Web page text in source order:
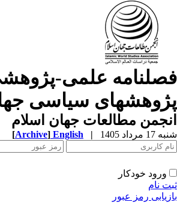
علمی-
سیاسی
مطالعات جهان اسلام
مرداد 1405 |
English
[Archive]
ورود خودکار
نام
رمز عبور